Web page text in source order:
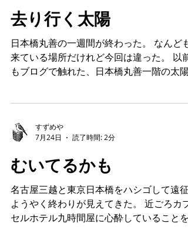
やられてそこがたんこぶみたいになってか
くてむかついた。あたまをぼりぼりかくの
みじめだ。 こんなに脳髄に近いところを刺
されてしまってはアブ人間になるかもしれ
ず、そのうち目玉が二つに割れ四つに割れ
びるはだんだんととんがり始めていくのだ
そやしてくれた。それで充分嬉しかったの
お姉さまは作家業が身に染み付いているか
だろう、ちゃんと本出してみたら、という
とを繰り返し言ってくれておだてられ木に
り、公募ガイドを買った。雑誌買うのなん
何年ぶりだろ。 公募ガイドというのはその
された雑誌。ぺらっぺらの灰色の藁半紙に
おじいちゃんならすぐ投げ出しそうなちっ
ゃな字でありとあらゆる公募情報がみっち
は閑散としていたのでお姉さまたちと公募
イドをめくり、これはいいあれはいいと夢
を繰り広げ、まあたいそうそれが楽しい。
売り上げがみんなあんましだったので賞金
額を見てはこれなら応募してあげてもいい
7月28日
読了時間: 4分
去り行く太陽
日本橋丸善の一週間が終わった。 なんども
善からいなくなるという。これは本当に大
なこと。 ふたりの太陽たち、ひとりはオレ
リスティンチェノウェスにそっくりな太陽
じゅんこ。もうひとりは夏の白浜のてっぺ
で爽やかに笑う白い太陽そのもののような
じゅんこ。太陽たちは名前が同じなのであ
る。 丸善一階の皮小物やバッグ、ネクタイ
7月24日
読了時間: 2分
むいてるかも
名古屋三越と東京日本橋をハシゴして遠征